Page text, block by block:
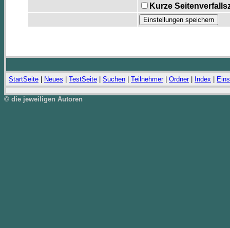
Kurze
StartSeite Neues TestSeite Suchen Teilnehmer| Ordner| Index
© die jeweiligen Autoren